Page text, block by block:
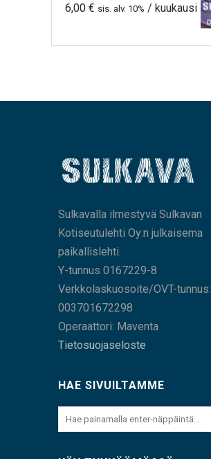
6,00 € sis. alv. 10% / kuukausi
Sulkavalla ilmestyvä Sulkavan
Kotiseutulehti Oy:n julkaisema
paikallislehti.
Y-tunnus 0167229-8
Verkkolaskuosoite/OVT-tunnus:
003701672298
Operaattori: Maventa
Tietosuojaseloste
HAE SIVUILTAMME